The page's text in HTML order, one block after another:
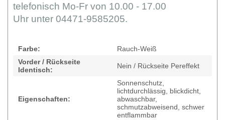
telefonisch Mo-Fr von 10.00 - 17.00
Uhr unter 04471-9585205.
Farbe:
Rauch-Weiß
Vorder / Rückseite
Identisch:
Nein / Rückseite Pereffekt
Eigenschaften:
Sonnenschutz,
lichtdurchlässig, blickdicht,
abwaschbar,
schmutzabweisend, schwer
entflammbar